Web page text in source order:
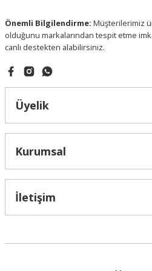
Önemli Bilgilendirme: Müşterilerimiz
olduğunu markalarından tespit etme
canlı destekten alabilirsiniz.
Üyelik
Kurumsal
İletişim